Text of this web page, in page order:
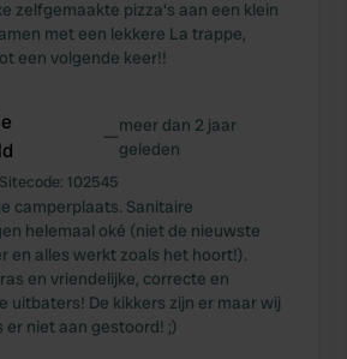
about your use of our site with
and analytics partners who
other information that you’ve
zelfgemaakte pizza's aan een klein
met een lekkere La trappe,
een volgende keer!!
—meer dan 2 jaar
geleden
Sitecode: 102545
camperplaats. Sanitaire
helemaal oké (niet de nieuwste
en alles werkt zoals het hoort!).
en vriendelijke, correcte en
uitbaters! De kikkers zijn er maar wij
er niet aan gestoord! ;)